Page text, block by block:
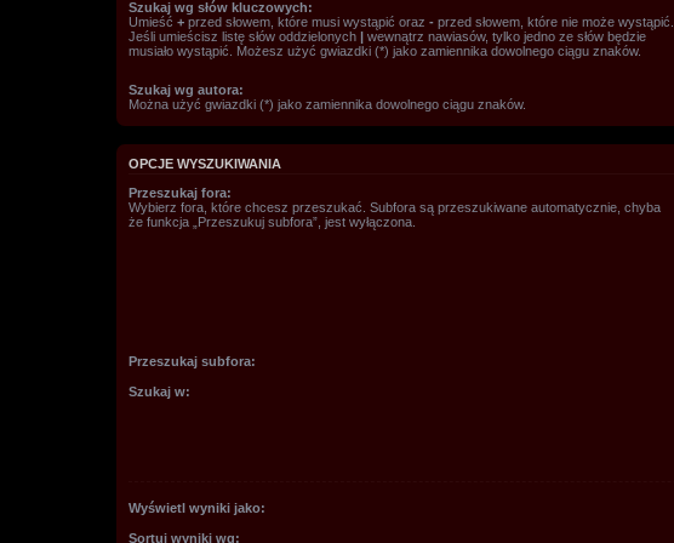
Szukaj wg słów kluczowych:
Umieść + przed słowem, które musi wystąpić oraz - przed słowem, które nie może wystąpić.
Jeśli umieścisz listę słów oddzielonych | wewnątrz nawiasów, tylko jedno ze słów będzie
musiało wystąpić. Możesz użyć gwiazdki (*) jako zamiennika dowolnego ciągu znaków.
Szukaj wg autora:
Można użyć gwiazdki (*) jako zamiennika dowolnego ciągu znaków.
OPCJE WYSZUKIWANIA
Przeszukaj fora:
Wybierz fora, które chcesz przeszukać. Subfora są przeszukiwane automatycznie, chyba
że funkcja „Przeszukuj subfora”, jest wyłączona.
Przeszukaj subfora:
Szukaj w:
Wyświetl wyniki jako:
Sortuj wyniki wg: